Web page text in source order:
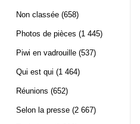
Non classée (658)
Photos de pièces (1 445)
Piwi en vadrouille (537)
Qui est qui (1 464)
Réunions (652)
Selon la presse (2 667)